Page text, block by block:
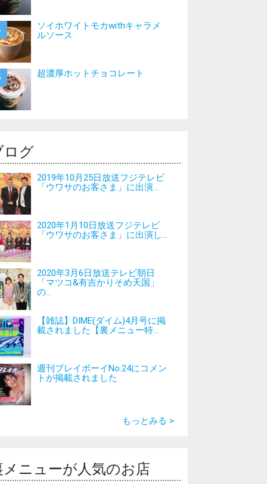
ソイホワイトモカwithキャラメ
ルソース
超濃厚ホットチョコレート
ログ
2019年10月25日放送フジテレビ
「ウワサのお客さま」に出演...
2020年1月10日放送フジテレビ
「ウワサのお客さま」に出演し...
2020年3月6日放送テレビ朝日
「マツコ&有吉かりそめ天国」
の...
【雑誌】DIME(ダイム)4月号に掲
載されました【裏メニュー特...
週刊プレイボーイNo.24にコメン
トが掲載されました
もっとみる >
メニューが人気のお店